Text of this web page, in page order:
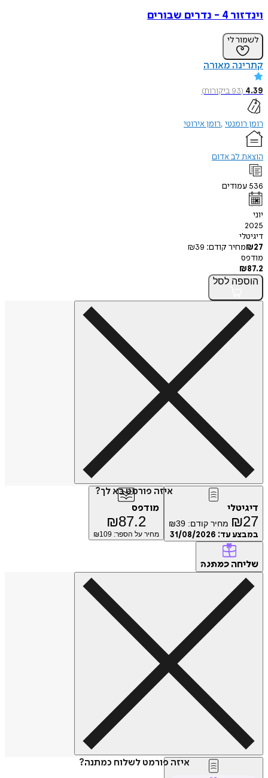
וינדזור 4 - נדרים שבורים
לשמור לי
קתרינה מאורה
4.39
(
93ביקורות)
רומן רומנטי רומן אירוטי
הוצאת לב אדום
536 עמודים
יוני
2025
דיגיטלי
₪27 מחיר קודם: ₪39
מודפס
₪87.2
הוספה לסל
איזה פורמט בא לך?
דיגיטלי
₪27 מחיר קודם: ₪39
במבצע עד: 31/08/2026
מודפס
₪87.2
מחיר על הספר: ₪ 109
שליחה כמתנה
איזה פורמט לשלוח כמתנה?